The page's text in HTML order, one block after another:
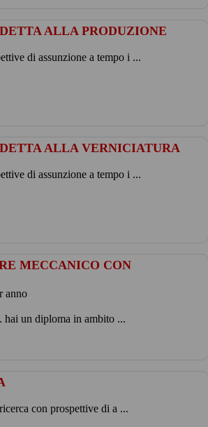
ALLA PRODUZIONE
di assunzione a tempo i ...
ALLA VERNICIATURA
di assunzione a tempo i ...
MECCANICO CON
anno
hai un diploma in ambito ...
con prospettive di a ...